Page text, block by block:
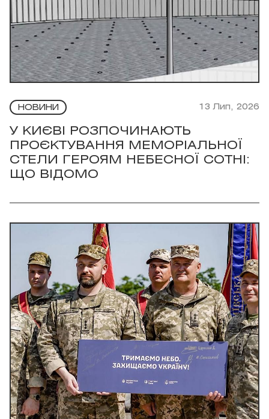
НОВИНИ 13 Лип, 2026
У КИЄВІ РОЗПОЧИНАЮТЬ
ПРОЄКТУВАННЯ МЕМОРІАЛЬНОЇ
СТЕЛИ ГЕРОЯМ НЕБЕСНОЇ СОТНІ:
ЩО ВІДОМО